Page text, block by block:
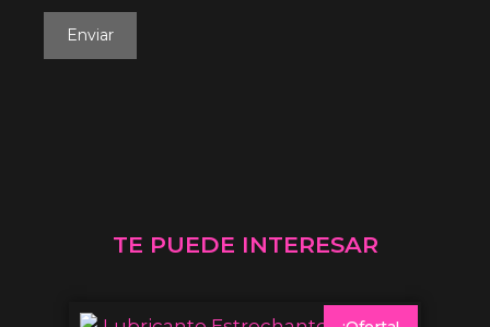
TE PUEDE INTERESAR